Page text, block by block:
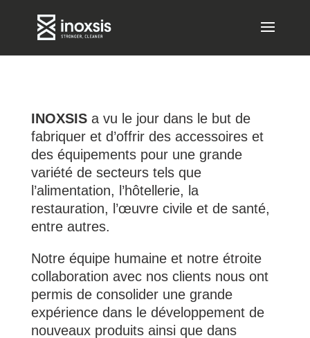
INOXSIS a vu le jour dans le but de
fabriquer et d’offrir des accessoires et
des équipements pour une grande
variété de secteurs tels que
l’alimentation, l’hôtellerie, la
restauration, l’œuvre civile et de santé,
entre autres.
Notre équipe humaine et notre étroite
collaboration avec nos clients nous ont
permis de consolider une grande
expérience dans le développement de
nouveaux produits ainsi que dans